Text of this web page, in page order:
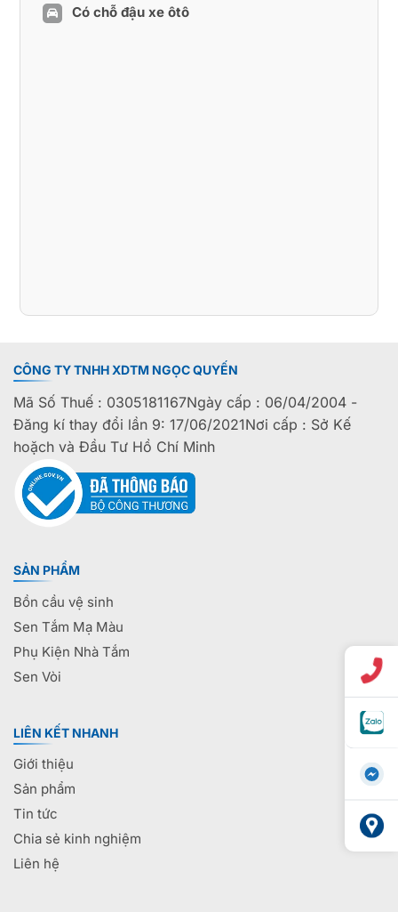
Có chỗ đậu xe ôtô
CÔNG TY TNHH XDTM NGỌC QUYẾN
Mã Số Thuế : 0305181167Ngày cấp : 06/04/2004 -
Đăng kí thay đổi lần 9: 17/06/2021Nơi cấp : Sở Kế
hoặch và Đầu Tư Hồ Chí Minh
SẢN PHẨM
Bồn cầu vệ sinh
Sen Tắm Mạ Màu
Phụ Kiện Nhà Tắm
Sen Vòi
LIÊN KẾT NHANH
Giới thiệu
Sản phẩm
Tin tức
Chia sẻ kinh nghiệm
Liên hệ